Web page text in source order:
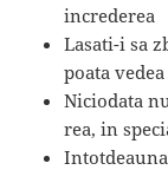
increderea
Lasati-i sa
poata
Niciodata
rea, in